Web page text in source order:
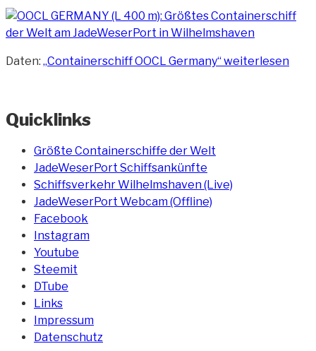
Daten: „Containerschiff OOCL Germany“weiterlesen
Quicklinks
Größte Containerschiffe der Welt
JadeWeserPort Schiffsankünfte
Schiffsverkehr Wilhelmshaven (Live)
JadeWeserPort Webcam (Offline)
Facebook
Instagram
Youtube
Steemit
DTube
Links
Impressum
Datenschutz